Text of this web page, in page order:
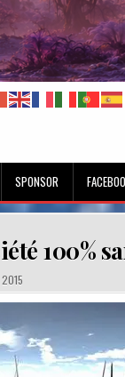
SPONSOR
100%